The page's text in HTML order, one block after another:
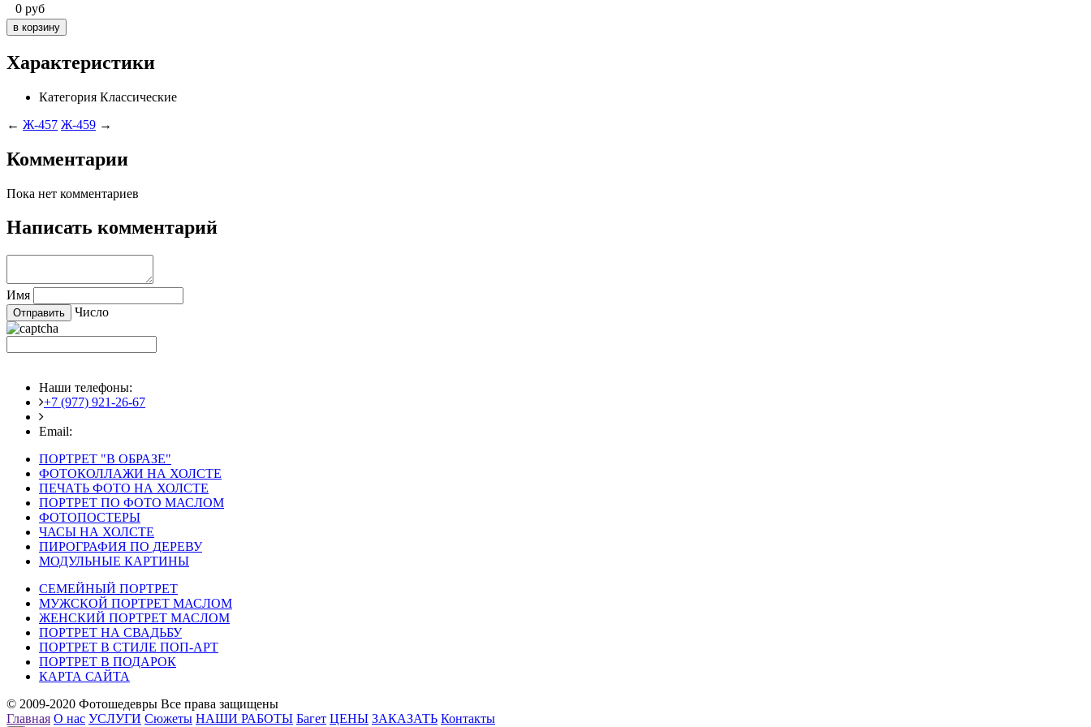
0 руб
Характеристики
Категория Классические
← Ж-457 Ж-459 →
Комментарии
Пока нет комментариев
Написать комментарий
Имя
Число
Наши телефоны:
+7 (977) 921-26-67
Email:
ПОРТРЕТ "В ОБРАЗЕ"
ФОТОКОЛЛАЖИ НА ХОЛСТЕ
ПЕЧАТЬ ФОТО НА ХОЛСТЕ
ПОРТРЕТ ПО ФОТО МАСЛОМ
ФОТОПОСТЕРЫ
ЧАСЫ НА ХОЛСТЕ
ПИРОГРАФИЯ ПО ДЕРЕВУ
МОДУЛЬНЫЕ КАРТИНЫ
СЕМЕЙНЫЙ ПОРТРЕТ
МУЖСКОЙ ПОРТРЕТ МАСЛОМ
ЖЕНСКИЙ ПОРТРЕТ МАСЛОМ
ПОРТРЕТ НА СВАДЬБУ
ПОРТРЕТ В СТИЛЕ ПОП-АРТ
ПОРТРЕТ В ПОДАРОК
КАРТА САЙТА
© 2009-2020 Фотошедевры Все права защищены
Главная О нас УСЛУГИ Сюжеты НАШИ РАБОТЫ Багет ЦЕНЫ ЗАКАЗАТЬ Контакты